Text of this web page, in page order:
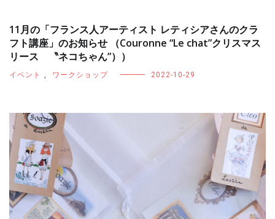
11月の「フランス人アーティスト レティシアさんのクラ
フト講座」のお知らせ （Couronne “Le chat”クリスマス
リース 〝ネコちゃん”））
イベント , ワークショップ 2022-10-29